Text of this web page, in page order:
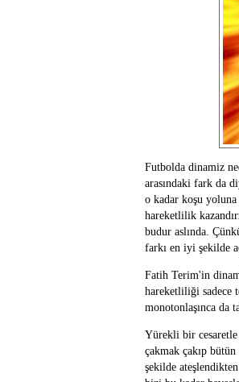
Futbolda dinamiz
arasındaki fark da
o kadar koşu yoluna
hareketlilik
budur aslında.
farkı en iyi şekilde
Fatih Terim'in
hareketliliği sadece
monotonlaşınca da
Yürekli bir cesaretle
çakmak çakıp
şekilde